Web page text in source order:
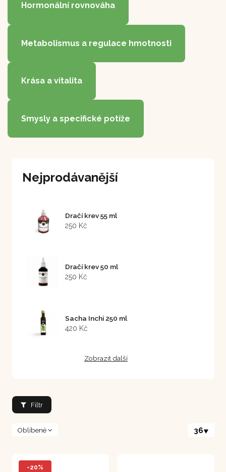
Hormonální rovnováha
Metabolismus a regulace hmotnosti
Krása a vitalita
Smysly a specifické potíže
Nejprodávanější
Dračí krev 55 ml
250 Kč
Dračí krev 50 ml
250 Kč
Sacha Inchi 250 ml
420 Kč
Zobrazit další
Filtr
Oblíbené 36
-20%